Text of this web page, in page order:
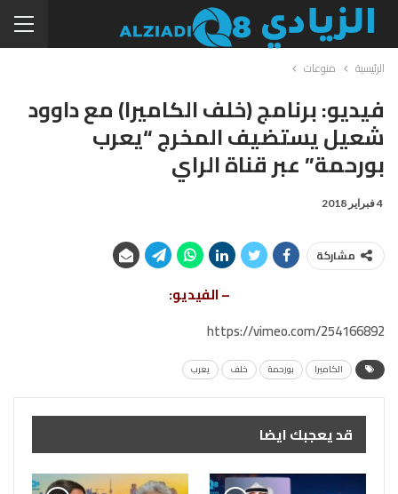
الرئيسية منوعات
فيديو: برنامج (خلف الكاميرا) مع داوود
شعيل يستضيف المخرج “يعرب
بورحمة” عبر قناة الراي
4 فبراير 2018
مشاركة
– الفيديو:
https://vimeo.com/254166892
الكاميرا بورحمة خلف يعرب
قد يعجبك ايضا